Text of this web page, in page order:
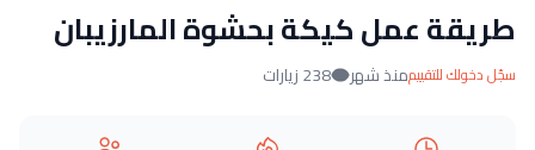
طريقة عمل كيكة بحشوة المارزيبان
سجّل دخولك للتقييممنذ شهر 238 زيارات